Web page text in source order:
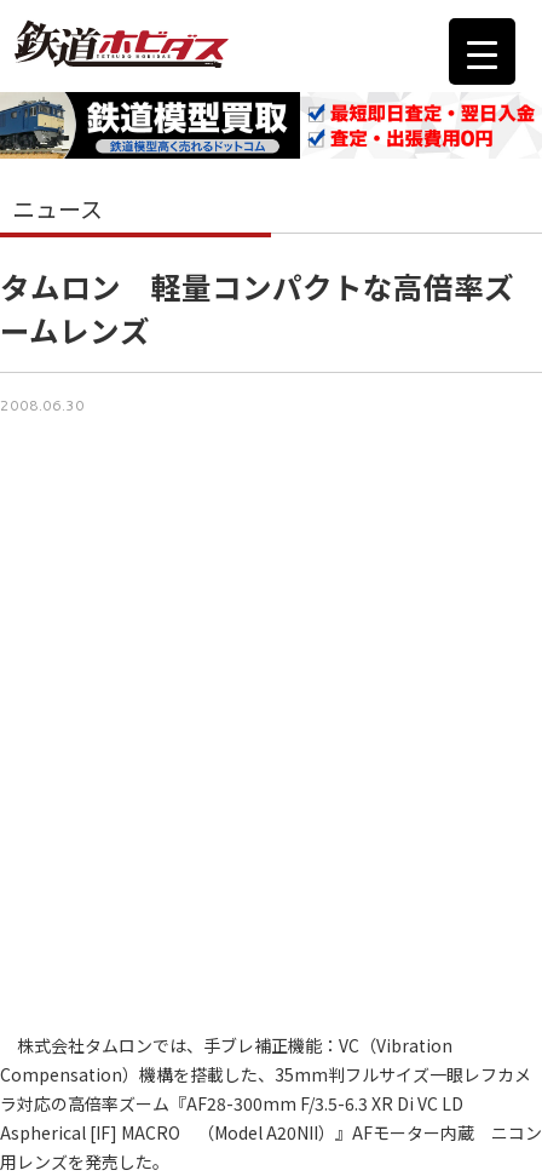
ニュース
タムロン 軽量コンパクトな高倍率ズ
ームレンズ
2008.06.30
株式会社タムロンでは、手ブレ補正機能：VC（Vibration
Compensation）機構を搭載した、35mm判フルサイズ一眼レフカメ
ラ対応の高倍率ズーム『AF28-300mm F/3.5-6.3 XR Di VC LD
Aspherical [IF] MACRO （Model A20NII）』AFモーター内蔵 ニコン
用レンズを発売した。